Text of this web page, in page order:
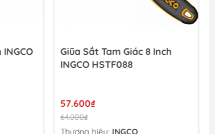
Giũa Sắt Tam Giác 8 Inch
INGCO HSTF088
57.600₫
64.000₫